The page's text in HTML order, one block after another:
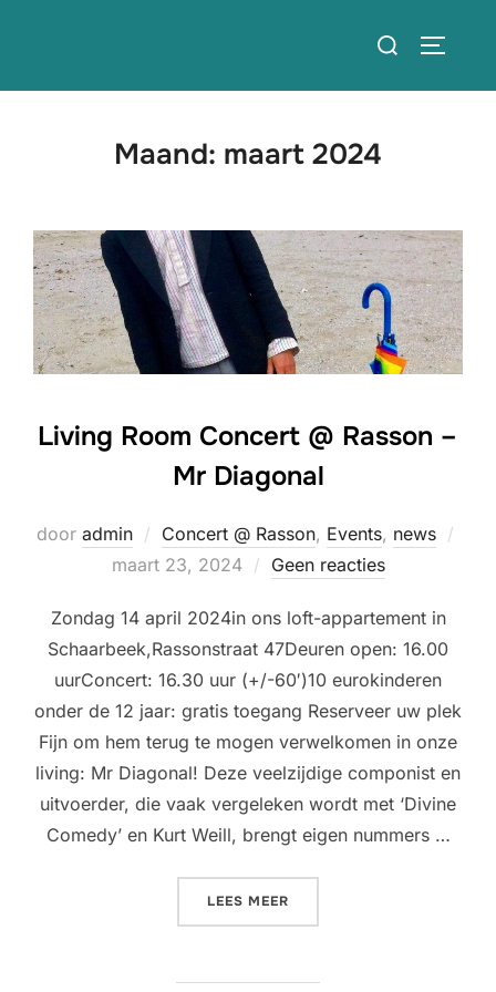
Zoek
Maand: maart 2024
Living Room Concert @ Rasson –
Mr Diagonal
door admin Concert @ Rasson, Events, news
maart 23, 2024 Geen reacties
Zondag 14 april 2024in ons loft-appartement in
Schaarbeek,Rassonstraat 47Deuren open: 16.00
uurConcert: 16.30 uur (+/-60′)10 eurokinderen
onder de 12 jaar: gratis toegang Reserveer uw plek
Fijn om hem terug te mogen verwelkomen in onze
living: Mr Diagonal! Deze veelzijdige componist en
uitvoerder, die vaak vergeleken wordt met ‘Divine
Comedy’ en Kurt Weill, brengt eigen nummers …
LEES MEER